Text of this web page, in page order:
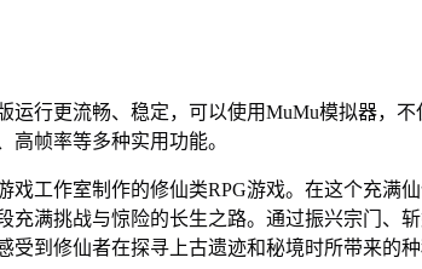
运行更流畅、稳定，可以使用MuMu模拟器，
高帧率等多种实用功能。
戏工作室制作的修仙类RPG游戏。在这个充满仙
充满挑战与惊险的长生之路。通过振兴宗门、
受到修仙者在探寻上古遗迹和秘境时所带来的种